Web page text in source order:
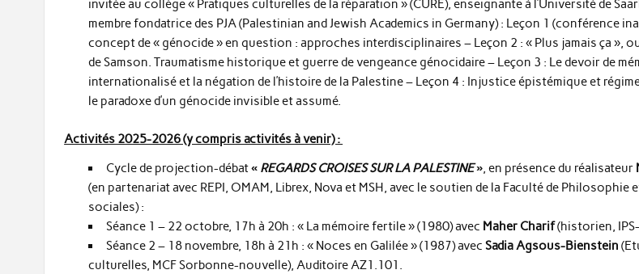
invitée au collège « Pratiques culturelles de la réparation » (CURE), enseignante à l’Université de
membre fondatrice des PJA (Palestinian and Jewish Academics in Germany) : Leçon 1 (conférence
concept de « génocide » en question : approches interdisciplinaires – Leçon 2 : « Plus jamais ça »,
de Samson. Traumatisme historique et guerre de vengeance génocidaire – Leçon 3 : Le devoir de
internationalisé et la négation de l’histoire de la Palestine – Leçon 4 : Injustice épistémique et
le paradoxe d’un génocide invisible et assumé.
Activités 2025-2026 (y compris activités à venir) :
Cycle de projection-débat« REGARDS CROISES SUR LA PALESTINE», en présence du réalisateur
(en partenariat avec REPI, OMAM, Librex, Nova et MSH, avec le soutien de la Faculté de Philosophie
sociales) :
Séance 1 – 22 octobre, 17h à 20h : « La mémoire fertile » (1980) avec Maher Charif(historien,
Séance 2 – 18 novembre, 18h à 21h : « Noces en Galilée » (1987) avec Sadia Agsous-Bienstein
culturelles, MCF Sorbonne-nouvelle), Auditoire AZ1.101.